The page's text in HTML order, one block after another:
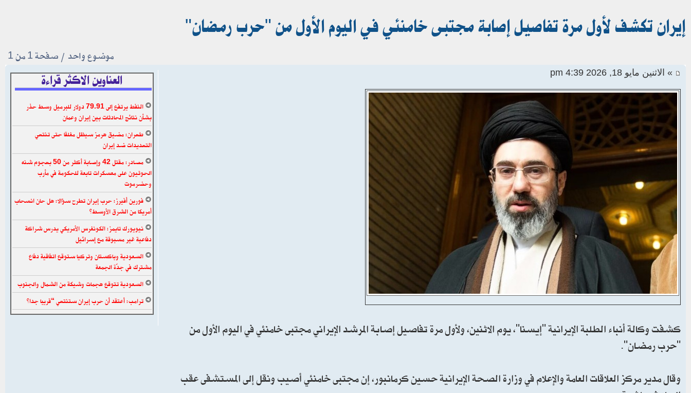
إيران تكشف لأول مرة تفاصيل إصابة مجتبى خامنئي في اليوم الأول من "حرب رمضان"
موضوع واحد • صفحة1من1
» الاثنين مايو 18, 2026 4:39 pm
كشفت وكالة أنباء الطلبة الإيرانية "إيسنا"، يوم الاثنين، ولأول مرة تفاصيل إصابة المرشد الإيراني مجتبى خامنئي في اليوم الأول من
"حرب رمضان".
وقال مدير مركز العلاقات العامة والإعلام في وزارة الصحة الإيرانية حسين كرمانبور، إن مجتبى خامنئي أصيب ونقل إلى المستشفى عقب
العناوين الاكثر قراءة
النفط يرتفع إلى 79.91 دولار للبرميل وسط حذر
بشأن نتائج المحادثات بين إيران وعمان
طهران: مضيق هرمز سيظل مغلقا حتى تنتهي
التهديدات ضد إيران
مصادر: مقتل 42 وإصابة أكثر من 50 بهجوم شنه
الحوثيون على معسكرات تابعة للحكومة في مأرب
وحضرموت
فورين أفيرز: حرب إيران تطرح سؤالا: هل حان انسحاب
أمريكا من الشرق الأوسط؟
نيويورك تايمز: الكونغرس الأمريكي يدرس شراكة
دفاعية غير مسبوقة مع إسرائيل
السعودية وباكستان وتركيا ستوقع اتفاقية دفاع
مشترك في جدّة الجمعة
السعودية تتوقع هجمات وشيكة من الشمال والجنوب
ترامب: أعتقد أن حرب إيران ستنتهي “قريبا جدا”